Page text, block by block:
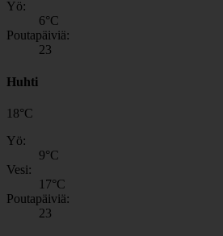
Yö:
6°C
Poutapäiviä:
23
Huhti
18°C
Yö:
9°C
Vesi:
17°C
Poutapäiviä:
23